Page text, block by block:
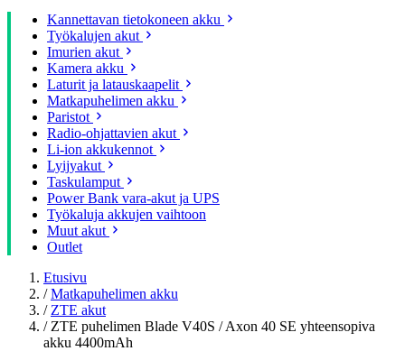
Kannettavan tietokoneen akku
Työkalujen akut
Imurien akut
Kamera akku
Laturit ja latauskaapelit
Matkapuhelimen akku
Paristot
Radio-ohjattavien akut
Li-ion akkukennot
Lyijyakut
Taskulamput
Power Bank vara-akut ja UPS
Työkaluja akkujen vaihtoon
Muut akut
Outlet
Etusivu
/ Matkapuhelimen akku
/ ZTE akut
/ ZTE puhelimen Blade V40S / Axon 40 SE yhteensopiva
akku 4400mAh